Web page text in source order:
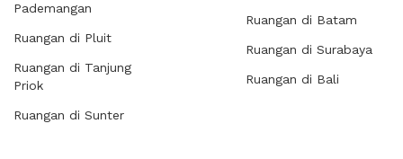
Pademangan
Ruangan di Pluit
Ruangan di Tanjung
Priok
Ruangan di Sunter
Ruangan di Batam
Ruangan di Surabaya
Ruangan di Bali